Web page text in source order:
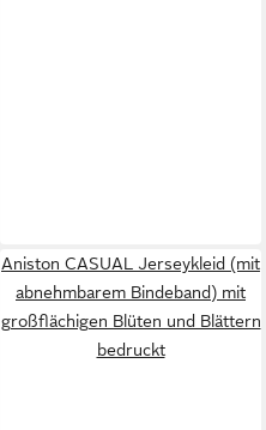
Aniston CASUAL Jerseykleid (mit
abnehmbarem Bindeband) mit
großflächigen Blüten und Blättern
bedruckt